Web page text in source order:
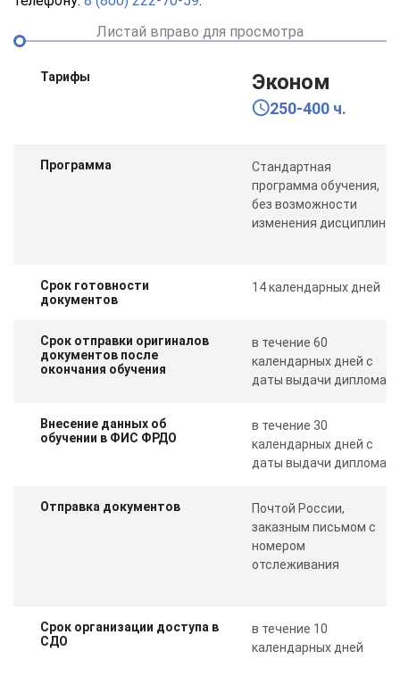
Листай вправо для просмотра
Тарифы Эконом
250-400 ч.
Программа
Стандартная
программа обучения,
без возможности
изменения дисциплин
Срок готовности
документов
14 календарных дней
Срок отправки оригиналов
документов после
окончания обучения
в течение 60
календарных дней с
даты выдачи диплома
Внесение данных об
обучении в ФИС ФРДО
в течение 30
календарных дней с
даты выдачи диплома
Отправка документов
Почтой России,
заказным письмом с
номером
отслеживания
Срок организации доступа в
СДО
в течение 10
календарных дней